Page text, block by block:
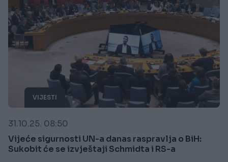
VIJESTI
31.10.25. 08:50
Vijeće sigurnosti UN-a danas raspravlja o BiH:
Sukobit će se izvještaji Schmidta i RS-a